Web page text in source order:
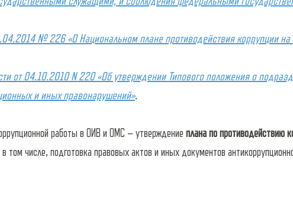
№ 226«О Национальном плане противодействия коррупции
от 04.10.2010 N 220 «Об утверждении Типового положения о
и иных правонарушений».
работы в ОИВ и ОМС – утверждение плана по противодействию
числе, подготовка правовых актов и иных документов